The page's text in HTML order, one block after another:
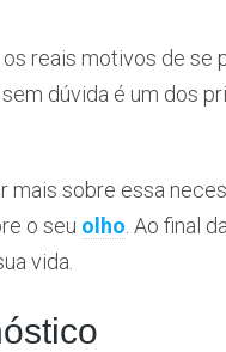
reais motivos de se
dúvida é um dos
mais sobre essa
o seu olho . Ao final
vida.